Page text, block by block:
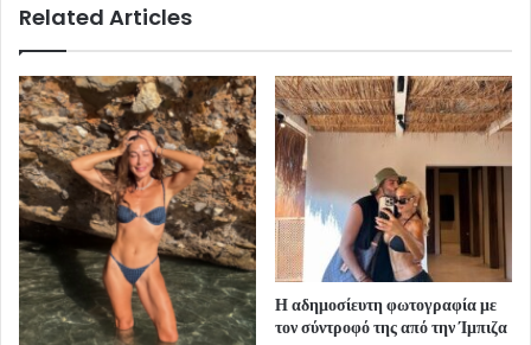
Related Articles
Η αδημοσίευτη φωτογραφία με
τον σύντροφό της από την Ίμπιζα